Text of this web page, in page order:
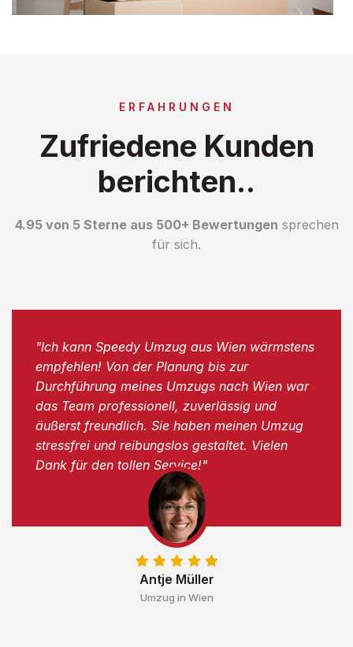
ERFAHRUNGEN
Zufriedene Kunden
berichten..
4.95 von 5 Sterne aus 500+ Bewertungen sprechen
für sich.
Antje Müller
Umzug in Wien
"Ich kann Speedy Umzug aus Wien wärmstens
empfehlen! Von der Planung bis zur
Durchführung meines Umzugs nach Wien war
das Team professionell, zuverlässig und
äußerst freundlich. Sie haben meinen Umzug
stressfrei und reibungslos gestaltet. Vielen
Dank für den tollen Service!"